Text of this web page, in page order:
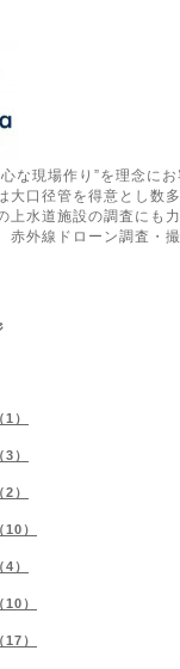
な現場作り”を理念に
大口径管を得意とし数
上水道施設の調査にも
赤外線ドローン調査・
）
）
）
）
）
）
）